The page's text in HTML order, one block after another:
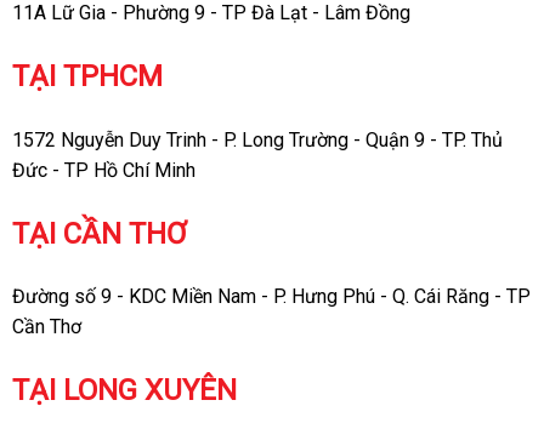
11A Lữ Gia - Phường 9 - TP Đà Lạt - Lâm Đồng
TẠI TPHCM
1572 Nguyễn Duy Trinh - P. Long Trường - Quận 9 - TP. Thủ
Đức - TP Hồ Chí Minh
TẠI CẦN THƠ
Đường số 9 - KDC Miền Nam - P. Hưng Phú - Q. Cái Răng - TP
Cần Thơ
TẠI LONG XUYÊN